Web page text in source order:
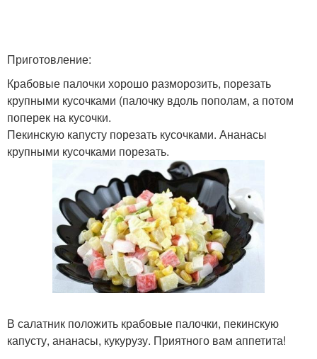
Приготовление:
Крабовые палочки хорошо разморозить, порезать
крупными кусочками (палочку вдоль пополам, а потом
поперек на кусочки.
Пекинскую капусту порезать кусочками. Ананасы
крупными кусочками порезать.
В салатник положить крабовые палочки, пекинскую
капусту, ананасы, кукурузу. Приятного вам аппетита!